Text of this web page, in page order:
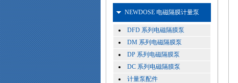
NEWDOSE 电磁隔膜计量泵
DFD 系列电磁隔膜泵
DM 系列电磁隔膜泵
DP 系列电磁隔膜泵
DC 系列电磁隔膜泵
计量泵配件